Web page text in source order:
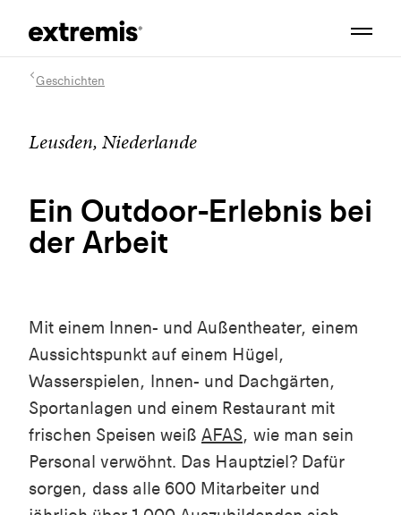
Geschichten
Leusden, Niederlande
Ein Outdoor-Erlebnis bei
der Arbeit
Mit einem Innen- und Außentheater, einem
Aussichtspunkt auf einem Hügel,
Wasserspielen, Innen- und Dachgärten,
Sportanlagen und einem Restaurant mit
frischen Speisen weiß AFAS, wie man sein
Personal verwöhnt. Das Hauptziel? Dafür
sorgen, dass alle 600 Mitarbeiter und